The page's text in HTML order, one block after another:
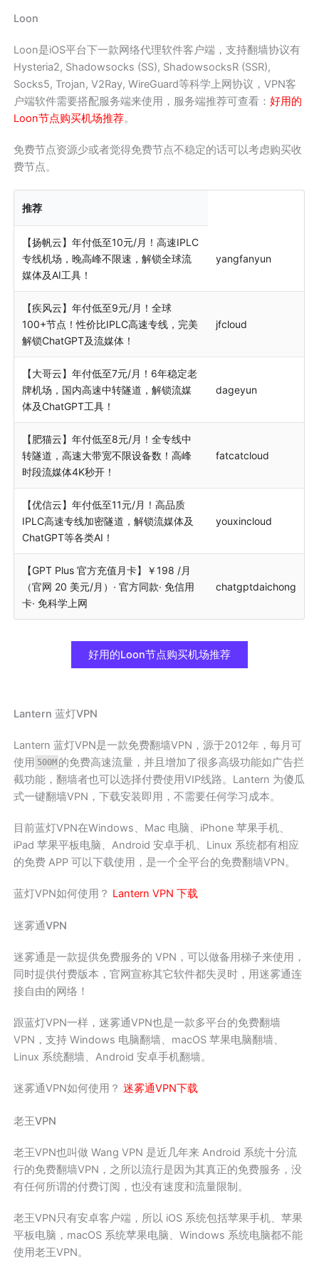
Loon
Loon是iOS平台下一款网络代理软件客户端，支持翻墙协议有
Hysteria2, Shadowsocks (SS), ShadowsocksR (SSR),
Socks5, Trojan, V2Ray, WireGuard等科学上网协议，VPN客
户端软件需要搭配服务端来使用，服务端推荐可查看：好用的
Loon节点购买机场推荐。
免费节点资源少或者觉得免费节点不稳定的话可以考虑购买收
费节点。
推荐
【扬帆云】年付低至10元/月！高速IPLC
专线机场，晚高峰不限速，解锁全球流
媒体及AI工具！
yangfanyun
【疾风云】年付低至9元/月！全球
100+节点！性价比IPLC高速专线，完美
解锁ChatGPT及流媒体！
jfcloud
【大哥云】年付低至7元/月！6年稳定老
牌机场，国内高速中转隧道，解锁流媒
体及ChatGPT工具！
dageyun
【肥猫云】年付低至8元/月！全专线中
转隧道，高速大带宽不限设备数！高峰
时段流媒体4K秒开！
fatcatcloud
【优信云】年付低至11元/月！高品质
IPLC高速专线加密隧道，解锁流媒体及
ChatGPT等各类AI！
youxincloud
【GPT Plus 官方充值月卡】￥198 /月
（官网 20 美元/月）· 官方同款· 免信用
卡· 免科学上网
chatgptdaichong
好用的Loon节点购买机场推荐
Lantern 蓝灯VPN
Lantern 蓝灯VPN是一款免费翻墙VPN，源于2012年，每月可
使用 500M 的免费高速流量，并且增加了很多高级功能如广告拦
截功能，翻墙者也可以选择付费使用VIP线路。Lantern 为傻瓜
式一键翻墙VPN，下载安装即用，不需要任何学习成本。
目前蓝灯VPN在Windows、Mac 电脑、iPhone 苹果手机、
iPad 苹果平板电脑、Android 安卓手机、Linux 系统都有相应
的免费 APP 可以下载使用，是一个全平台的免费翻墙VPN。
蓝灯VPN如何使用？ Lantern VPN 下载
迷雾通VPN
迷雾通是一款提供免费服务的 VPN，可以做备用梯子来使用，
同时提供付费版本，官网宣称其它软件都失灵时，用迷雾通连
接自由的网络！
跟蓝灯VPN一样，迷雾通VPN也是一款多平台的免费翻墙
VPN，支持 Windows 电脑翻墙、macOS 苹果电脑翻墙、
Linux 系统翻墙、Android 安卓手机翻墙。
迷雾通VPN如何使用？迷雾通VPN下载
老王VPN
老王VPN也叫做 Wang VPN 是近几年来 Android 系统十分流
行的免费翻墙VPN，之所以流行是因为其真正的免费服务，没
有任何所谓的付费订阅，也没有速度和流量限制。
老王VPN只有安卓客户端，所以 iOS 系统包括苹果手机、苹果
平板电脑，macOS 系统苹果电脑、Windows 系统电脑都不能
使用老王VPN。